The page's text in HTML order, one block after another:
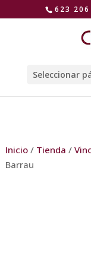
623
Seleccionar
Inicio/ Tienda /
Barrau